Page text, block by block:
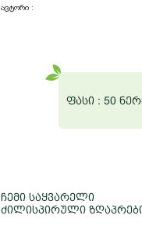
ავტორი :
ფასი : 50
ჩემი საყვარელი
ძილისპირული